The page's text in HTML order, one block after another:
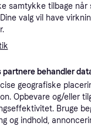
samtykke tilbage når
valg vil have
partnere behandler
geografiske
Opbevare og/eller
Bruge
og indhold,